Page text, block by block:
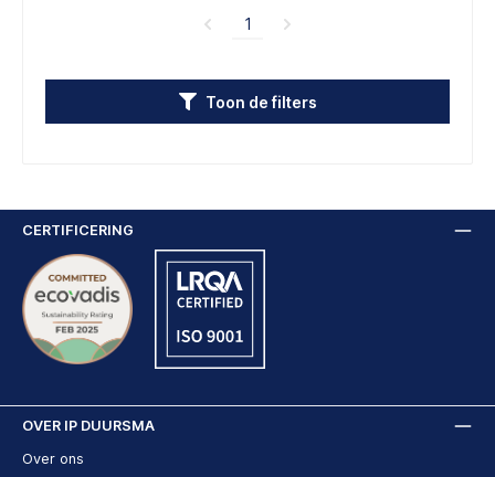
1
Toon de filters
OVER IP DUURSMA
Over ons
CERTIFICERING